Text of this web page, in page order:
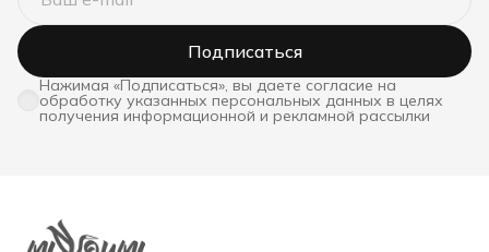
Подписаться
Нажимая «Подписаться», вы даете согласие на
обработку указанных персональных данных в целях
получения информационной и рекламной рассылки